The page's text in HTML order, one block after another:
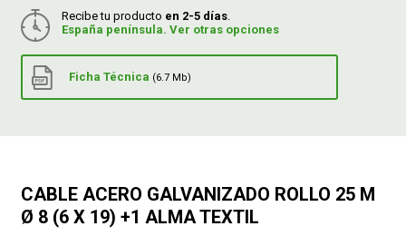
Recibe tu producto en 2-5 días.
España península. Ver otras opciones
Ficha Técnica (6.7 Mb)
CABLE ACERO GALVANIZADO ROLLO 25 M
Ø 8 (6 X 19) +1 ALMA TEXTIL
CATÁLOGOS
FORMAS DE PAGO